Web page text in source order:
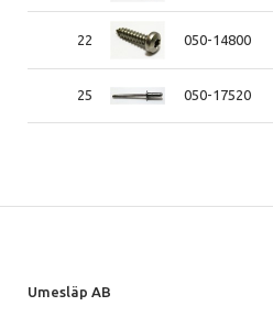
22 050-14800
25 050-17520
Umesläp AB